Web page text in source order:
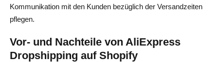
Kommunikation mit den Kunden bezüglich der Versandzeiten
pflegen.
Vor- und Nachteile von AliExpress
Dropshipping auf Shopify